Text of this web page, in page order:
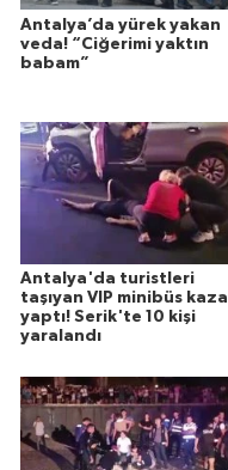
Antalya’da yürek yakan
veda! “Ciğerimi yaktın
babam”
Antalya'da turistleri
taşıyan VIP minibüs kaza
yaptı! Serik'te 10 kişi
yaralandı